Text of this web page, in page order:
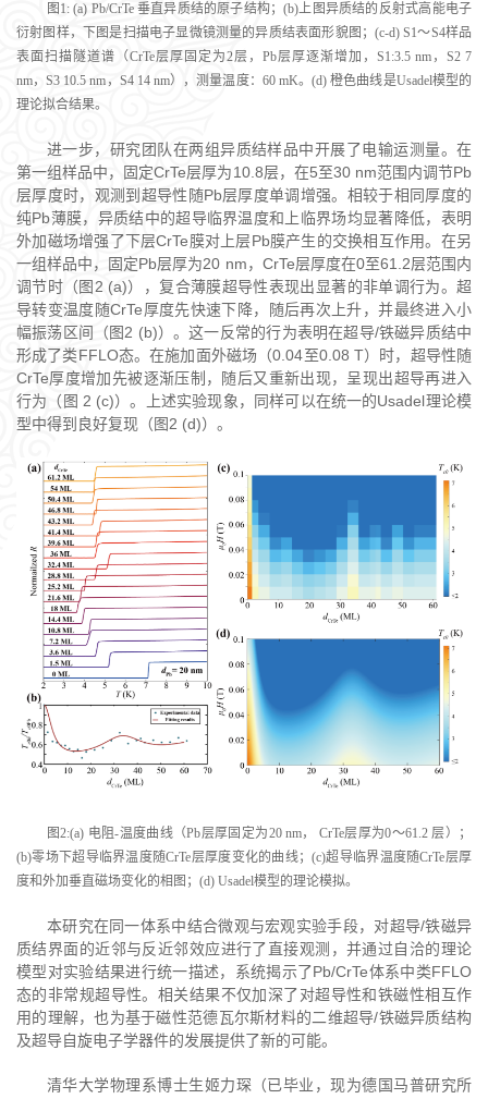
图1: (a) Pb/CrTe 垂直异质结的原子结构；(b)上图异质结的反射式高能电子
衍射图样，下图是扫描电子显微镜测量的异质结表面形貌图；(c-d) S1～S4样品
表面扫描隧道谱（CrTe层厚固定为2层，Pb层厚逐渐增加，S1:3.5 nm，S2 7
nm，S3 10.5 nm，S4 14 nm），测量温度：60 mK。(d) 橙色曲线是Usadel模型的
理论拟合结果。
进一步，研究团队在两组异质结样品中开展了电输运测量。在
第一组样品中，固定CrTe层厚为10.8层，在5至30 nm范围内调节Pb
层厚度时，观测到超导性随Pb层厚度单调增强。相较于相同厚度的
纯Pb薄膜，异质结中的超导临界温度和上临界场均显著降低，表明
外加磁场增强了下层CrTe膜对上层Pb膜产生的交换相互作用。在另
一组样品中，固定Pb层厚为20 nm，CrTe层厚度在0至61.2层范围内
调节时（图2 (a)），复合薄膜超导性表现出显著的非单调行为。超
导转变温度随CrTe厚度先快速下降，随后再次上升，并最终进入小
幅振荡区间（图2 (b)）。这一反常的行为表明在超导/铁磁异质结中
形成了类FFLO态。在施加面外磁场（0.04至0.08 T）时，超导性随
CrTe厚度增加先被逐渐压制，随后又重新出现，呈现出超导再进入
行为（图 2 (c)）。上述实验现象，同样可以在统一的Usadel理论模
型中得到良好复现（图2 (d)）。
图2:(a) 电阻-温度曲线（Pb层厚固定为20 nm， CrTe层厚为0～61.2 层）；
(b)零场下超导临界温度随CrTe层厚度变化的曲线；(c)超导临界温度随CrTe层厚
度和外加垂直磁场变化的相图；(d) Usadel模型的理论模拟。
本研究在同一体系中结合微观与宏观实验手段，对超导/铁磁异
质结界面的近邻与反近邻效应进行了直接观测，并通过自洽的理论
模型对实验结果进行统一描述，系统揭示了Pb/CrTe体系中类FFLO
态的非常规超导性。相关结果不仅加深了对超导性和铁磁性相互作
用的理解，也为基于磁性范德瓦尔斯材料的二维超导/铁磁异质结构
及超导自旋电子学器件的发展提供了新的可能。
清华大学物理系博士生姬力琛（已毕业，现为德国马普研究所